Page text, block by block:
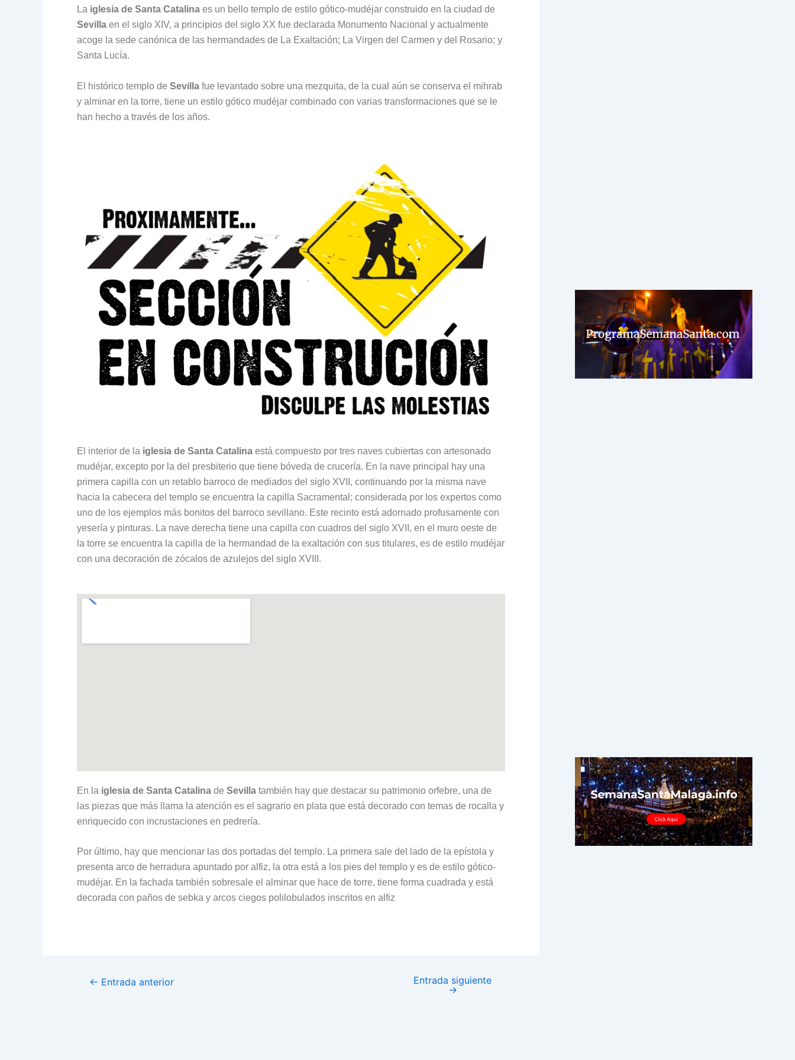
La iglesia de Santa Catalina es un bello templo de estilo gótico-mudéjar construido en la ciudad de
Sevilla en el siglo XIV, a principios del siglo XX fue declarada Monumento Nacional y actualmente
acoge la sede canónica de las hermandades de La Exaltación; La Virgen del Carmen y del Rosario; y
Santa Lucía.
El histórico templo de Sevilla fue levantado sobre una mezquita, de la cual aún se conserva el mihrab
y alminar en la torre, tiene un estilo gótico mudéjar combinado con varias transformaciones que se le
han hecho a través de los años.
El interior de la iglesia de Santa Catalina está compuesto por tres naves cubiertas con artesonado
mudéjar, excepto por la del presbiterio que tiene bóveda de crucería. En la nave principal hay una
primera capilla con un retablo barroco de mediados del siglo XVII, continuando por la misma nave
hacia la cabecera del templo se encuentra la capilla Sacramental; considerada por los expertos como
uno de los ejemplos más bonitos del barroco sevillano. Este recinto está adornado profusamente con
yesería y pinturas. La nave derecha tiene una capilla con cuadros del siglo XVII, en el muro oeste de
la torre se encuentra la capilla de la hermandad de la exaltación con sus titulares, es de estilo mudéjar
con una decoración de zócalos de azulejos del siglo XVIII.
En la iglesia de Santa Catalina de Sevilla también hay que destacar su patrimonio orfebre, una de
las piezas que más llama la atención es el sagrario en plata que está decorado con temas de rocalla y
enriquecido con incrustaciones en pedrería.
Por último, hay que mencionar las dos portadas del templo. La primera sale del lado de la epístola y
presenta arco de herradura apuntado por alfiz, la otra está a los pies del templo y es de estilo gótico-
mudéjar. En la fachada también sobresale el alminar que hace de torre, tiene forma cuadrada y está
decorada con paños de sebka y arcos ciegos polilobulados inscritos en alfiz
← Entrada anterior
Entrada siguiente
→